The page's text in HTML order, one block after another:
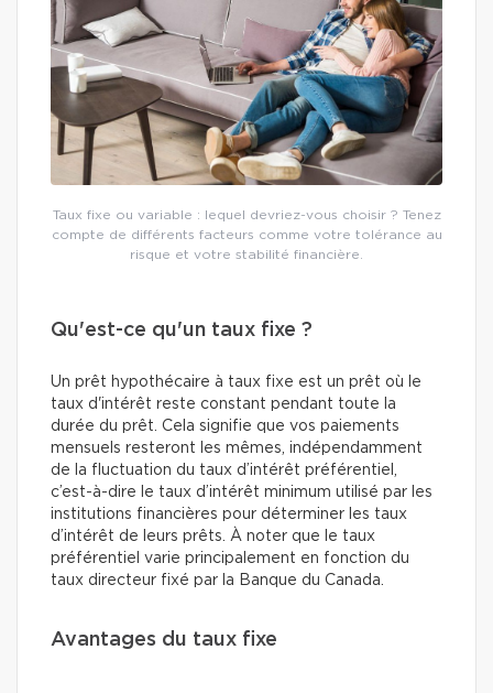
Taux fixe ou variable : lequel devriez-vous choisir ? Tenez
compte de différents facteurs comme votre tolérance au
risque et votre stabilité financière.
Qu'est-ce qu'un taux fixe ?
Un prêt hypothécaire à taux fixe est un prêt où le
taux d'intérêt reste constant pendant toute la
durée du prêt. Cela signifie que vos paiements
mensuels resteront les mêmes, indépendamment
de la fluctuation du taux d’intérêt préférentiel,
c’est-à-dire le taux d’intérêt minimum utilisé par les
institutions financières pour déterminer les taux
d’intérêt de leurs prêts. À noter que le taux
préférentiel varie principalement en fonction du
taux directeur fixé par la Banque du Canada.
Avantages du taux fixe